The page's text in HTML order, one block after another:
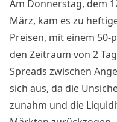
Am Donnerstag, dem
März, kam es zu
Preisen, mit einem
den Zeitraum von 2
Spreads zwischen
sich aus, da die
zunahm und die